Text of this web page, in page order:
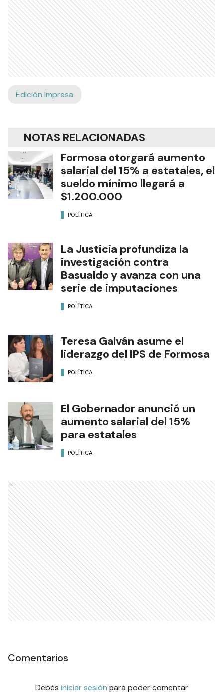
Edición Impresa
NOTAS RELACIONADAS
Formosa otorgará aumento
salarial del 15% a estatales, el
sueldo mínimo llegará a
$1.200.000
POLÍTICA
La Justicia profundiza la
investigación contra
Basualdo y avanza con una
serie de imputaciones
POLÍTICA
Teresa Galván asume el
liderazgo del IPS de Formosa
POLÍTICA
El Gobernador anunció un
aumento salarial del 15%
para estatales
POLÍTICA
Ads
Comentarios
Debés iniciar sesión para poder comentar